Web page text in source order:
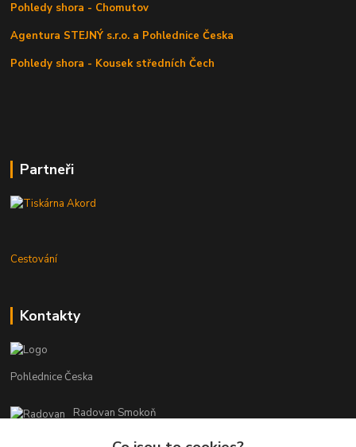
Pohledy shora - Chomutov
Agentura STEJNÝ s.r.o. a Pohlednice Česka
Pohledy shora - Kousek středních Čech
Partneři
Cestování
Kontakty
Pohlednice Česka
Radovan Smokoň